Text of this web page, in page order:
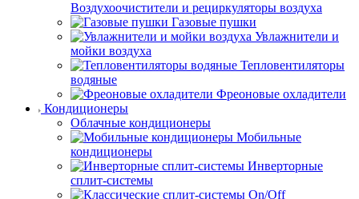
Воздухоочистители и рециркуляторы воздуха
Газовые пушки
Увлажнители и
мойки воздуха
Тепловентиляторы
водяные
Фреоновые охладители
Кондиционеры
Облачные кондиционеры
Мобильные
кондиционеры
Инверторные
сплит-системы